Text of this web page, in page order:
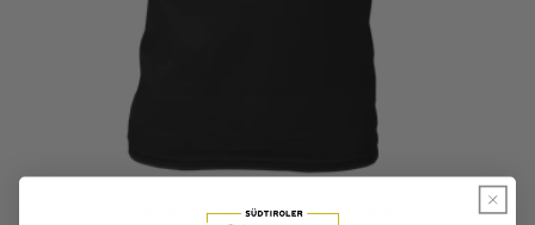
Mir werdn nit älter - Unisex Shirt Premium